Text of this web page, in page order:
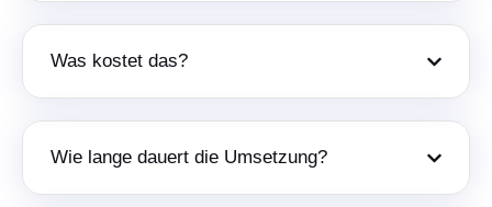
Was kostet das?
Wie lange dauert die Umsetzung?